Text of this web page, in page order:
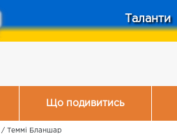
Таланти
Що подивитись
/ Теммі Бланшар